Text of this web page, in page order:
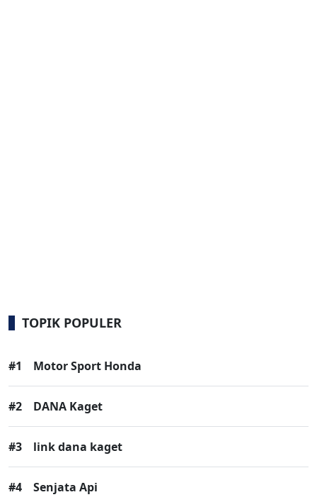
TOPIK POPULER
#1 Motor Sport Honda
#2 DANA Kaget
#3 link dana kaget
#4 Senjata Api